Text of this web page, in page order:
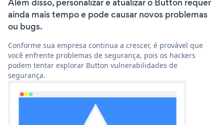
ainda mais tempo e pode causar novos problemas
ou bugs.
Conforme sua empresa continua a crescer, é provável que
você enfrente problemas de segurança, pois os hackers
podem tentar explorar Button vulnerabilidades de
segurança.